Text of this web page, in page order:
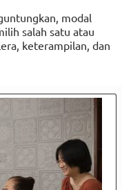
modal
salah satu atau
keterampilan, dan